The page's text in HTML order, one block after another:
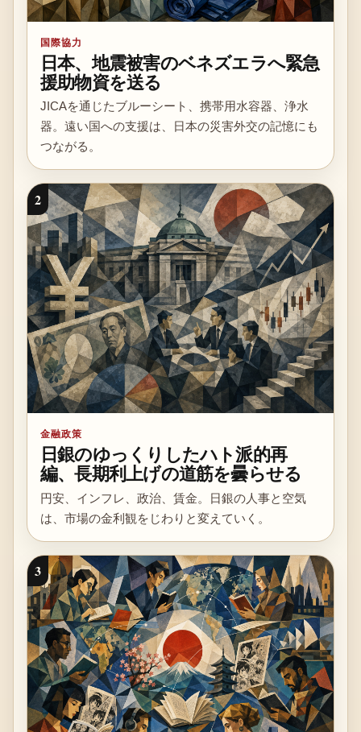
国際協力
日本、地震被害のベネズエラへ緊急
援助物資を送る
JICAを通じたブルーシート、携帯用水容器、浄水
器。遠い国への支援は、日本の災害外交の記憶にも
つながる。
2
金融政策
日銀のゆっくりしたハト派的再
編、長期利上げの道筋を曇らせる
円安、インフレ、政治、賃金。日銀の人事と空気
は、市場の金利観をじわりと変えていく。
3